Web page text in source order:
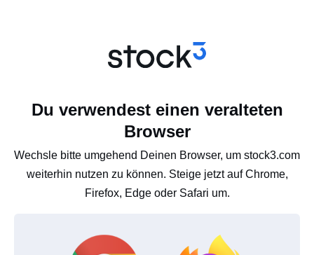
Du verwendest einen veralteten
Browser
Wechsle bitte umgehend Deinen Browser, um stock3.com
weiterhin nutzen zu können. Steige jetzt auf Chrome,
Firefox, Edge oder Safari um.